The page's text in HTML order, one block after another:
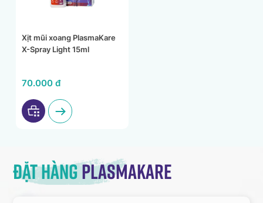
Xịt mũi xoang PlasmaKare
X-Spray Light 15ml
70.000 đ
Đặt hàngPlasmakare